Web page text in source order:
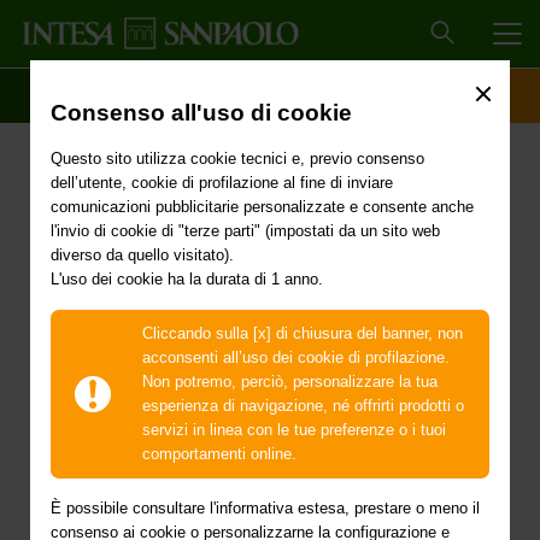
Consenso all'uso di cookie
Questo sito utilizza cookie tecnici e, previo consenso
dell’utente, cookie di profilazione al fine di inviare
comunicazioni pubblicitarie personalizzate e consente anche
l'invio di cookie di "terze parti" (impostati da un sito web
diverso da quello visitato).
L'uso dei cookie ha la durata di 1 anno.
Cliccando sulla [x] di chiusura del banner, non
acconsenti all’uso dei cookie di profilazione.
Non potremo, perciò, personalizzare la tua
esperienza di navigazione, né offrirti prodotti o
servizi in linea con le tue preferenze o i tuoi
comportamenti online.
È possibile consultare l'informativa estesa, prestare o meno il
consenso ai cookie o personalizzarne la configurazione e
Comunicazione ai
portatori della Carta
Flash al Portatore
Ricaricabile e della Carta
Flash Banca 5
A seguito dell’entrata in vigore della normativa
introdotta dalla V Direttiva Antiriciclaggio, per poter
mantenere attive le carte al portatore, la Banca è
tenuta ad effettuare l’identificazione e l’adeguata